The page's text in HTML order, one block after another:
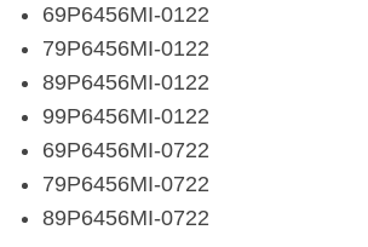
69P6456MI-0122
79P6456MI-0122
89P6456MI-0122
99P6456MI-0122
69P6456MI-0722
79P6456MI-0722
89P6456MI-0722